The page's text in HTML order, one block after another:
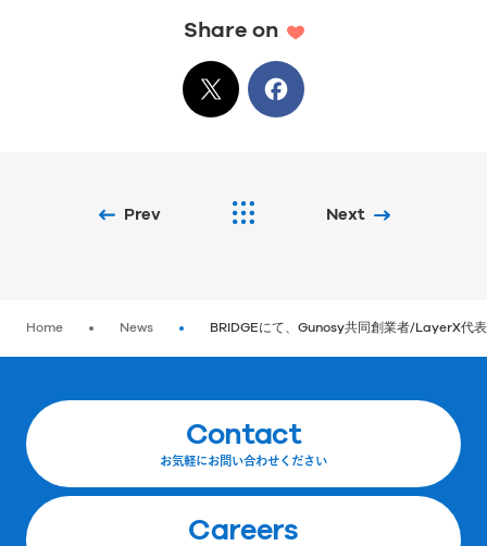
Share on
XでシェアFacebook
Prev Next
Home News BRIDGEにて、Gunosy共同創業者/LayerX代
Contact
お気軽にお問い合わせください
Careers